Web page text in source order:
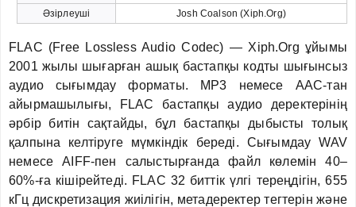
Әзірлеуші
Josh Coalson (Xiph.Org)
FLAC (Free Lossless Audio Codec) — Xiph.Org ұйымы
2001 жылы шығарған ашық бастапқы кодты шығынсыз
аудио сығымдау форматы. MP3 немесе AAC-тан
айырмашылығы, FLAC бастапқы аудио деректерінің
әрбір битін сақтайды, бұл бастапқы дыбысты толық
қалпына келтіруге мүмкіндік береді. Сығымдау WAV
немесе AIFF-пен салыстырғанда файл көлемін 40–
60%-ға кішірейтеді. FLAC 32 биттік үлгі тереңдігін, 655
кГц дискретизация жиілігін, метадеректер тегтерін және